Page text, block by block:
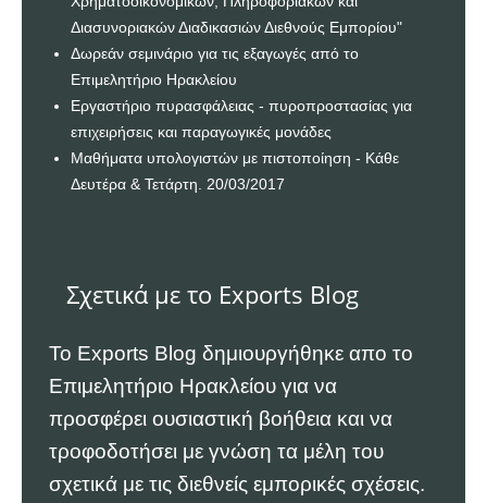
Διασυνοριακών Διαδικασιών Διεθνούς Εμπορίου"
Δωρεάν σεμινάριο για τις εξαγωγές από το
Επιμελητήριο Ηρακλείου
Εργαστήριο πυρασφάλειας - πυροπροστασίας για
επιχειρήσεις και παραγωγικές μονάδες
Μαθήματα υπολογιστών με πιστοποίηση - Κάθε
Δευτέρα & Τετάρτη. 20/03/2017
Σχετικά με το Exports Blog
Το Exports Blog δημιουργήθηκε απο το
Επιμελητήριο Ηρακλείου για να
προσφέρει ουσιαστική βοήθεια και να
τροφοδοτήσει με γνώση τα μέλη του
σχετικά με τις διεθνείς εμπορικές σχέσεις.